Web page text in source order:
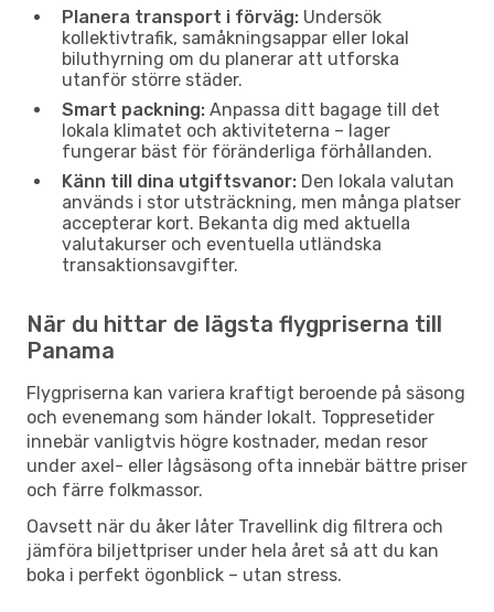
Planera transport i förväg: Undersök
kollektivtrafik, samåkningsappar eller lokal
biluthyrning om du planerar att utforska
utanför större städer.
Smart packning: Anpassa ditt bagage till det
lokala klimatet och aktiviteterna – lager
fungerar bäst för föränderliga förhållanden.
Känn till dina utgiftsvanor: Den lokala valutan
används i stor utsträckning, men många platser
accepterar kort. Bekanta dig med aktuella
valutakurser och eventuella utländska
transaktionsavgifter.
När du hittar de lägsta flygpriserna till
Panama
Flygpriserna kan variera kraftigt beroende på säsong
och evenemang som händer lokalt. Toppresetider
innebär vanligtvis högre kostnader, medan resor
under axel- eller lågsäsong ofta innebär bättre priser
och färre folkmassor.
Oavsett när du åker låter Travellink dig filtrera och
jämföra biljettpriser under hela året så att du kan
boka i perfekt ögonblick – utan stress.